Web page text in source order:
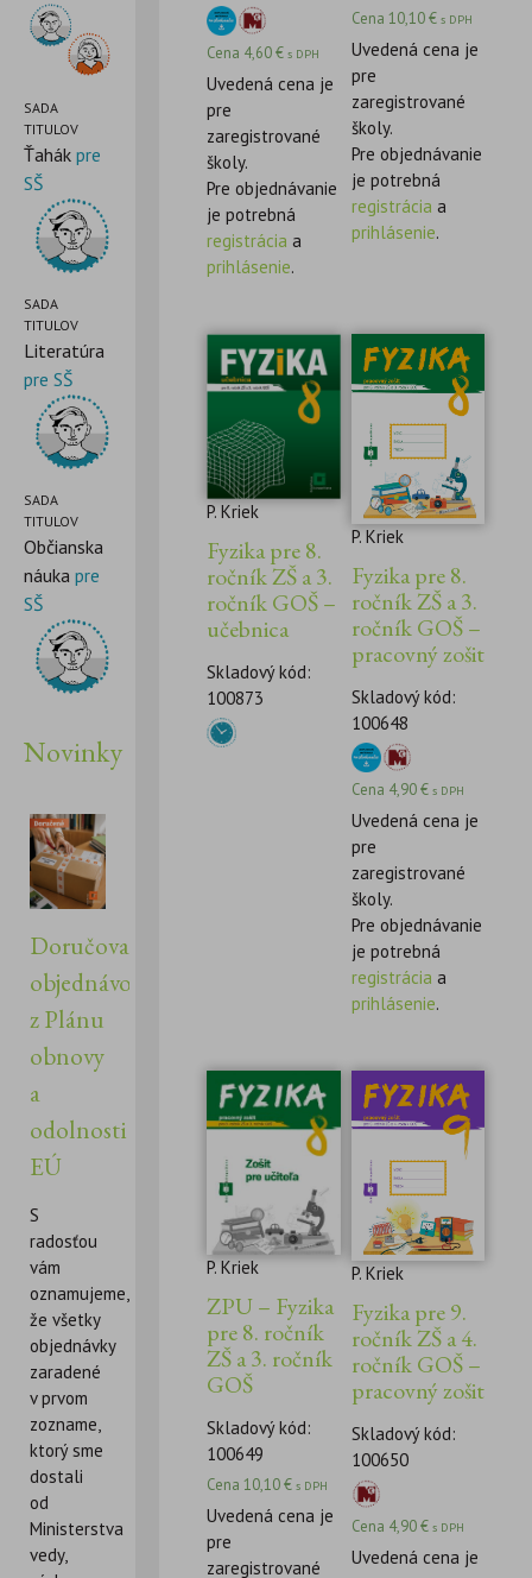
SADA
TITULOV
Ťahák pre
SŠ
SADA
TITULOV
Literatúra
pre SŠ
SADA
TITULOV
Občianska
náuka pre
SŠ
Novinky
Doručovanie
objednávok
z Plánu
obnovy
a
odolnosti
EÚ
S
radosťou
vám
oznamujeme,
že všetky
objednávky
zaradené
v prvom
zozname,
ktorý sme
dostali
od
Ministerstva
vedy,
Cena 4,60€ s DPH
Uvedená cena je
pre
zaregistrované
školy.
Pre objednávanie
je potrebná
registrácia a
prihlásenie.
Cena 10,10€ s DPH
Uvedená cena je
pre
zaregistrované
školy.
Pre objednávanie
je potrebná
registrácia a
prihlásenie.
P. Kriek
Fyzika pre 8.
ročník ZŠ a 3.
ročník GOŠ –
učebnica
Skladový kód:
100873
P. Kriek
Fyzika pre 8.
ročník ZŠ a 3.
ročník GOŠ –
pracovný zošit
Skladový kód:
100648
Cena 4,90€ s DPH
Uvedená cena je
pre
zaregistrované
školy.
Pre objednávanie
je potrebná
registrácia a
prihlásenie.
P. Kriek
ZPU – Fyzika
pre 8. ročník
ZŠ a 3. ročník
GOŠ
Skladový kód:
100649
Cena10,10€ s DPH
Uvedená cena je
pre
zaregistrované
P. Kriek
Fyzika pre 9.
ročník ZŠ a 4.
ročník GOŠ –
pracovný zošit
Skladový kód:
100650
Cena 4,90€ s DPH
Uvedená cena je